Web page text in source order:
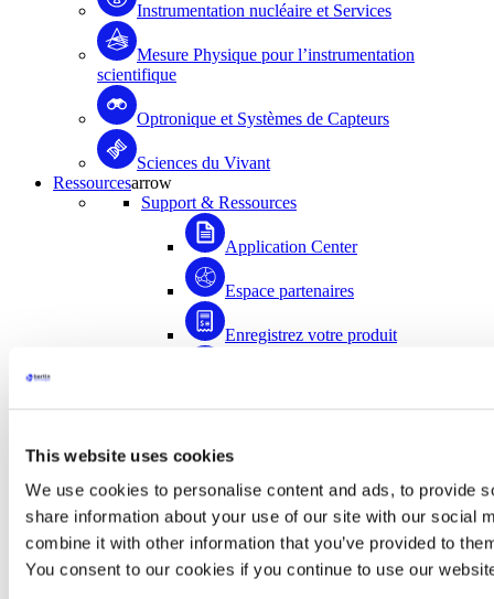
This website uses cookies
We use cookies to personalise content and ads, to provide
share information about your use of our site with our social
combine it with other information that you’ve provided to
You consent to our cookies if you continue to use our
Instrumentation nucléaire et Services
Mesure Physique pour l’instrumentation
scientifique
Optronique et Systèmes de Capteurs
Sciences du Vivant
Ressourcesarrow
Support & Ressources
Application Center
Espace partenaires
Enregistrez votre produit
Application Center
Accédez à plus de 1500 documents scientifiques
rédigés avec la contribution de la communauté
d’utilisateurs de Bertin Instruments !